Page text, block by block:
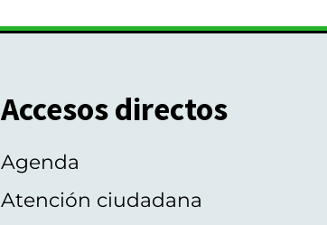
Accesos directos
Agenda
Atención ciudadana